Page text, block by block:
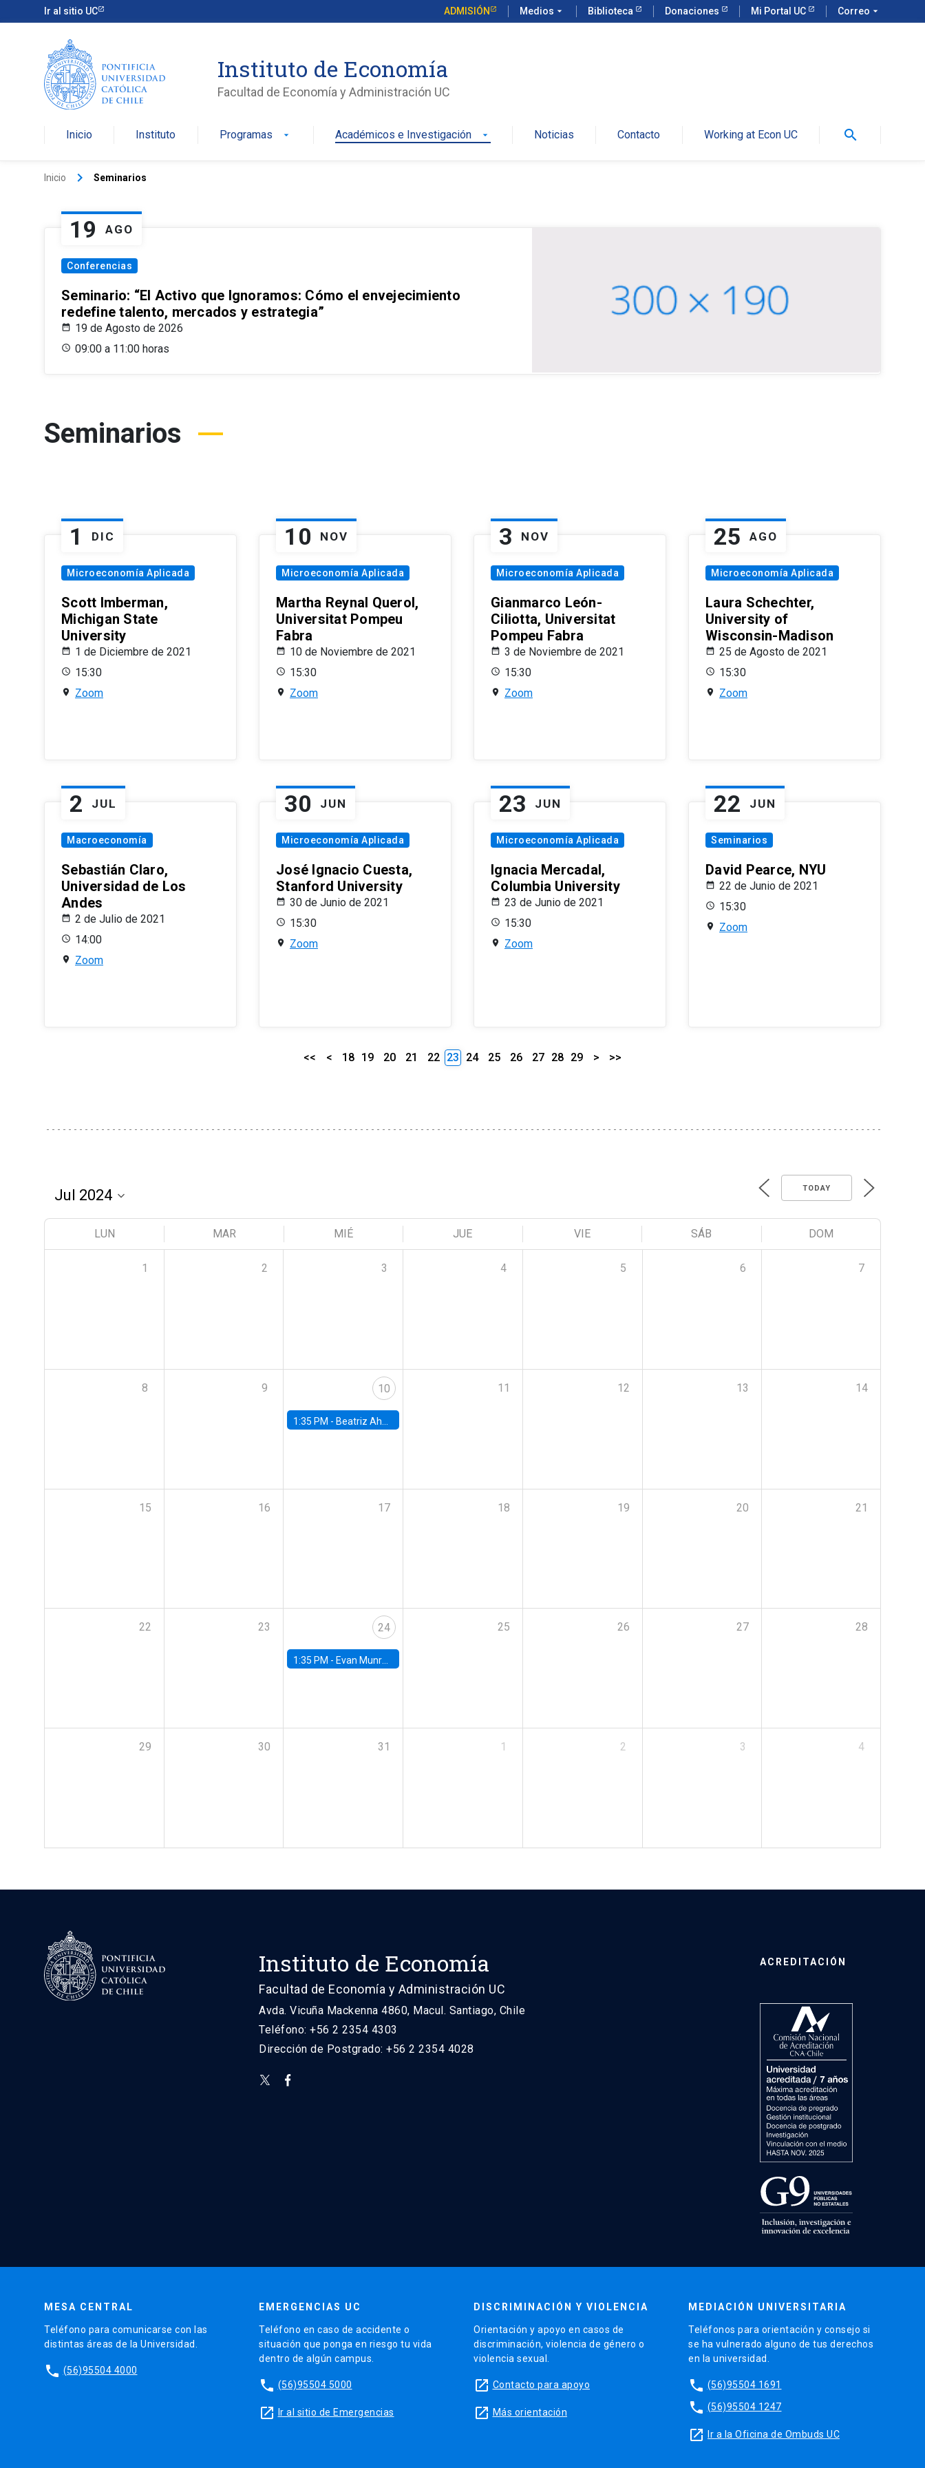
Ir al sitio UC ADMISIÓN Medios arrow_drop_down Biblioteca Donaciones Mi Portal UC Correo arrow_drop_down
Instituto de Economía
Facultad de Economía y Administración UC
Inicio Instituto Programas arrow_drop_down Académicos e Investigación arrow_drop_down Noticias Contacto Working at Econ UC search
Inicio keyboard_arrow_right Seminarios
19 AGO
Conferencias
Seminario: “El Activo que Ignoramos: Cómo el envejecimiento
redefine talento, mercados y estrategia”
19 de Agosto de 2026
09:00 a 11:00 horas
Seminarios
1 DIC
Microeconomía Aplicada
Scott Imberman,
Michigan State
University
1 de Diciembre de 2021
15:30
Zoom
10 NOV
Microeconomía Aplicada
Martha Reynal Querol,
Universitat Pompeu
Fabra
10 de Noviembre de 2021
15:30
Zoom
3 NOV
Microeconomía Aplicada
Gianmarco León-
Ciliotta, Universitat
Pompeu Fabra
3 de Noviembre de 2021
15:30
Zoom
25 AGO
Microeconomía Aplicada
Laura Schechter,
University of
Wisconsin-Madison
25 de Agosto de 2021
15:30
Zoom
2 JUL
Macroeconomía
Sebastián Claro,
Universidad de Los
Andes
2 de Julio de 2021
14:00
Zoom
30 JUN
Microeconomía Aplicada
José Ignacio Cuesta,
Stanford University
30 de Junio de 2021
15:30
Zoom
23 JUN
Microeconomía Aplicada
Ignacia Mercadal,
Columbia University
23 de Junio de 2021
15:30
Zoom
22 JUN
Seminarios
David Pearce, NYU
22 de Junio de 2021
15:30
Zoom
<< < 18 19 20 21 22 23 24 25 26 27 28 29 > >>
TODAY
LUN MAR MIÉ JUE VIE SÁB DOM
1 2 3 4 5 6 7
8 9 10
1:35 PM - Beatriz Ahumada, PhD candidate, Universidad de Pittsburgh
11 12 13 14
15 16 17 18 19 20 21
22 23 24
1:35 PM - Evan Munro, Neyman Visiting Assistant Professor in the Department of Statistics at UC Berkeley
25 26 27 28
29 30 31 1 2 3 4
Instituto de Economía
Facultad de Economía y Administración UC
Avda. Vicuña Mackenna 4860, Macul. Santiago, Chile
Teléfono: +56 2 2354 4303
Dirección de Postgrado: +56 2 2354 4028
ACREDITACIÓN
MESA CENTRAL
Teléfono para comunicarse con las
distintas áreas de la Universidad.
phone (56)95504 4000
EMERGENCIAS UC
Teléfono en caso de accidente o
situación que ponga en riesgo tu vida
dentro de algún campus.
phone (56)95504 5000
launch Ir al sitio de Emergencias
DISCRIMINACIÓN Y VIOLENCIA
Orientación y apoyo en casos de
discriminación, violencia de género o
violencia sexual.
launch Contacto para apoyo
launch Más orientación
MEDIACIÓN UNIVERSITARIA
Teléfonos para orientación y consejo si
se ha vulnerado alguno de tus derechos
en la universidad.
phone (56)95504 1691
phone (56)95504 1247
launch Ir a la Oficina de Ombuds UC